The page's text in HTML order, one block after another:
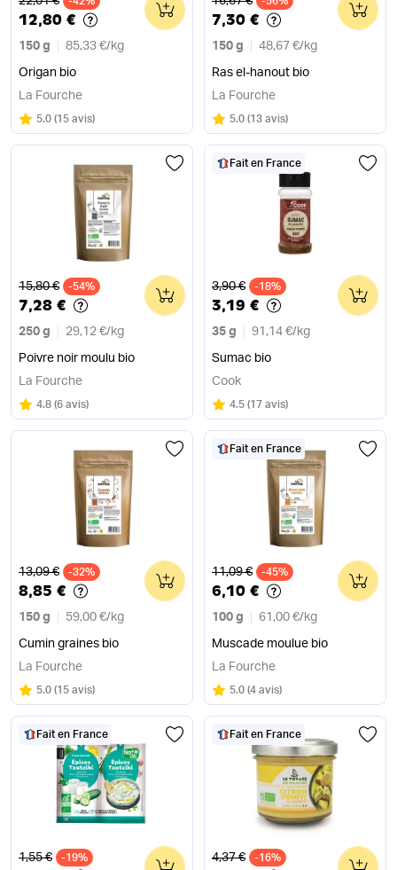
12,80 €
150 g 85,33 €/ kg
Origan bio
La Fourche
Note
5.0 sur 5
(15 avis)
7,30 €
150 g 48,67 €/ kg
Ras el-hanout bio
La Fourche
Note
5.0 sur 5
(13 avis)
Ancien prix
15,80 € -54%
7,28 €
250 g 29,12 €/ kg
Poivre noir moulu bio
0
La Fourche
Note
4.8 sur 5
(6 avis)
Fait en France
Ancien prix
3,90 € -18%
3,19 €
35 g 91,14 €/ kg
Sumac bio
0
Cook
Note
4.5 sur 5
(17 avis)
Ancien prix
13,09 € -32%
8,85 €
150 g 59,00 €/ kg
Cumin graines bio
0
La Fourche
Note
5.0 sur 5
(15 avis)
Fait en France
Ancien prix
11,09 € -45%
6,10 €
100 g 61,00 €/ kg
Muscade moulue bio
0
La Fourche
Note
5.0 sur 5
(4 avis)
Fait en France
Ancien prix
1,55 € -19% 0
Fait en France
Ancien prix
4,37 € -16% 0